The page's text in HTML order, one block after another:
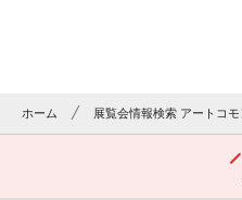
ホーム 展覧会情報検索 アートコ